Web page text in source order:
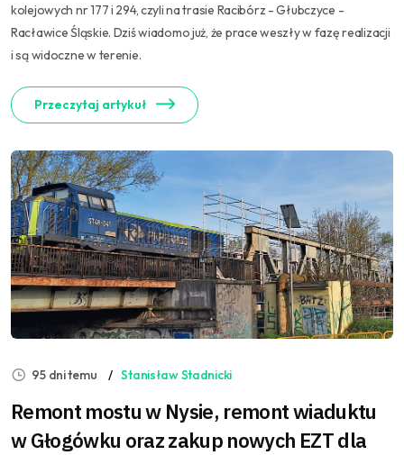
kolejowych nr 177 i 294, czyli na trasie Racibórz - Głubczyce -
Racławice Śląskie. Dziś wiadomo już, że prace weszły w fazę realizacji
i są widoczne w terenie.
Przeczytaj artykuł
95 dni temu Stanisław Stadnicki
Remont mostu w Nysie, remont wiaduktu
w Głogówku oraz zakup nowych EZT dla